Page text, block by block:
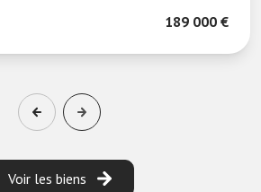
189 000 €
Voir les biens